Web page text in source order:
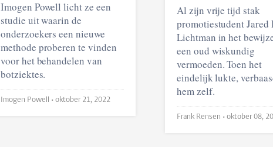
Imogen Powell licht ze een
studie uit waarin de
onderzoekers een nieuwe
methode proberen te vinden
voor het behandelen van
botziektes.
Imogen Powell • oktober 21, 2022
Al zijn vrije tijd stak
promotiestudent Jared
Lichtman in het
een oud wiskundig
vermoeden. Toen het
eindelijk lukte,
hem zelf.
Frank Rensen • oktober 08,